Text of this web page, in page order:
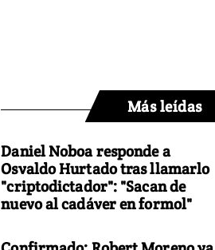
Más leídas
Daniel Noboa responde a
Osvaldo Hurtado tras llamarlo
"criptodictador": "Sacan de
nuevo al cadáver en formol"